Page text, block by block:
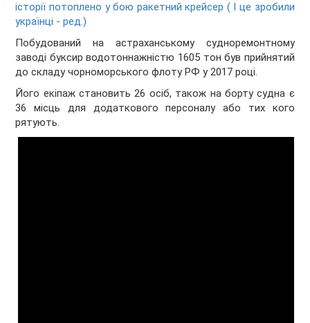
історії потоплено у бою ракетний крейсер ( І це зробили
українці - ред.)
Побудований на астраханському судноремонтному
заводі буксир водотоннажністю 1605 тон був прийнятий
до складу чорноморського флоту РФ у 2017 році.
Його екіпаж становить 26 осіб, також на борту судна є
36 місць для додаткового персоналу або тих кого
рятують.